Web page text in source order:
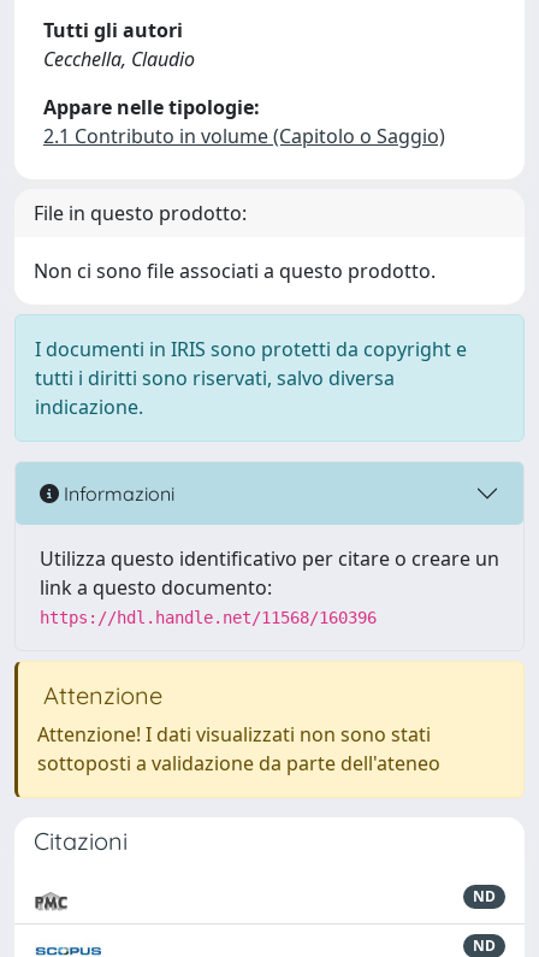
Tutti gli autori
Cecchella, Claudio
Appare nelle tipologie:
2.1 Contributo in volume (Capitolo o Saggio)
File in questo prodotto:
Non ci sono file associati a questo prodotto.
I documenti in IRIS sono protetti da copyright e
tutti i diritti sono riservati, salvo diversa
indicazione.
Informazioni
Utilizza questo identificativo per citare o creare un
link a questo documento:
https://hdl.handle.net/11568/160396
Attenzione
Attenzione! I dati visualizzati non sono stati
sottoposti a validazione da parte dell'ateneo
Citazioni
ND
ND